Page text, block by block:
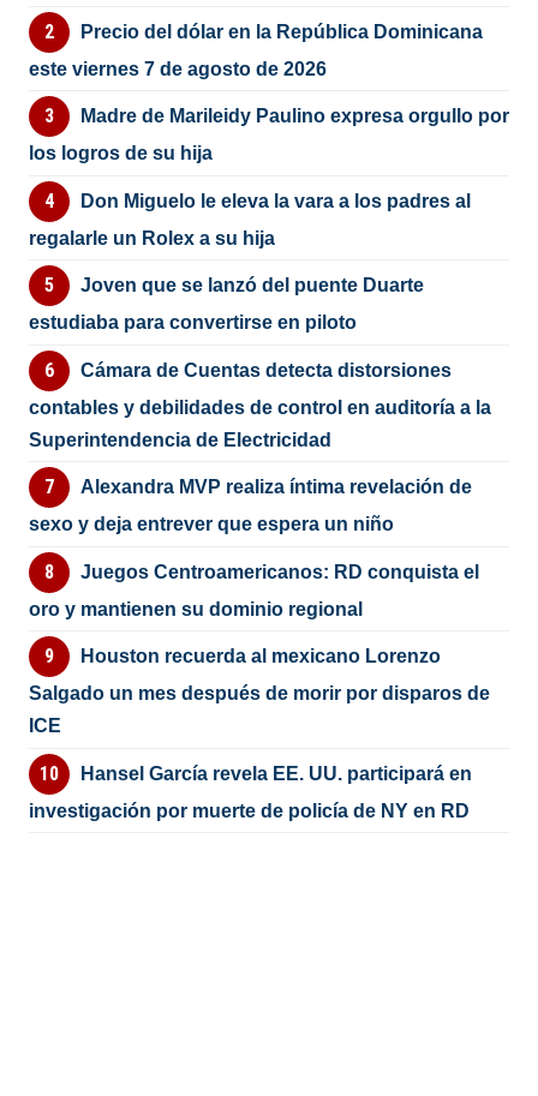
Precio del dólar en la República Dominicana
este viernes 7 de agosto de 2026
Madre de Marileidy Paulino expresa orgullo por
los logros de su hija
Don Miguelo le eleva la vara a los padres al
regalarle un Rolex a su hija
Joven que se lanzó del puente Duarte
estudiaba para convertirse en piloto
Cámara de Cuentas detecta distorsiones
contables y debilidades de control en auditoría a la
Superintendencia de Electricidad
Alexandra MVP realiza íntima revelación de
sexo y deja entrever que espera un niño
Juegos Centroamericanos: RD conquista el
oro y mantienen su dominio regional
Houston recuerda al mexicano Lorenzo
Salgado un mes después de morir por disparos de
ICE
Hansel García revela EE. UU. participará en
investigación por muerte de policía de NY en RD